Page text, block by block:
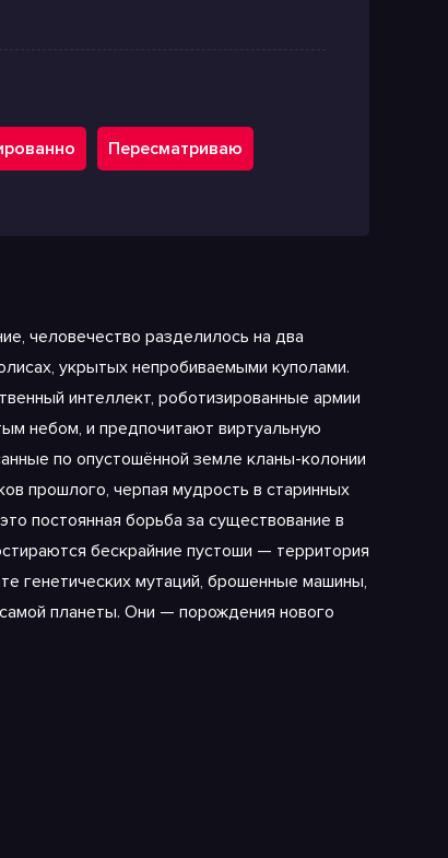
Пересматриваю
человечество разделилось на два
укрытых непробиваемыми куполами.
интеллект, роботизированные армии
небом, и предпочитают виртуальную
по опустошённой земле кланы-колонии
прошлого, черпая мудрость в старинных
постоянная борьба за существование в
бескрайние пустоши — территория
генетических мутаций, брошенные машины,
планеты. Они — порождения нового